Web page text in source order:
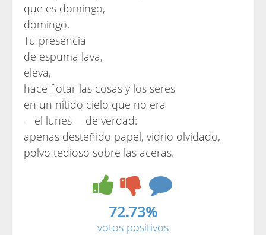
que es domingo,
domingo.
Tu presencia
de espuma lava,
eleva,
hace flotar las cosas y los seres
en un nítido cielo que no era
—el lunes— de verdad:
apenas desteñido papel, vidrio olvidado,
polvo tedioso sobre las aceras.
72.73%
votos positivos